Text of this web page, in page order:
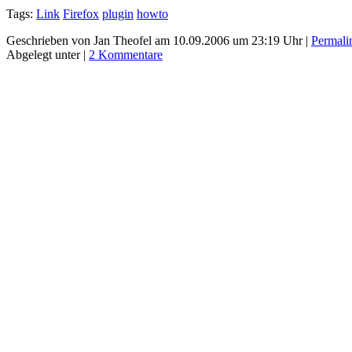
Tags: Link Firefox plugin howto
Geschrieben von Jan Theofel am 10.09.2006 um 23:19 Uhr |
Abgelegt unter | 2 Kommentare